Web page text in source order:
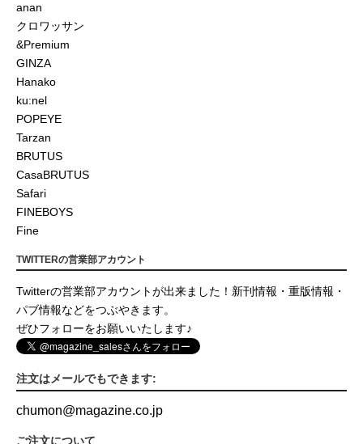
anan
クロワッサン
&Premium
GINZA
Hanako
ku:nel
POPEYE
Tarzan
BRUTUS
CasaBRUTUS
Safari
FINEBOYS
Fine
TWITTERの営業部アカウント
Twitterの営業部アカウントが出来ました！新刊情報・重版情報・
パブ情報などをつぶやきます。
ぜひフォローをお願いいたします♪
注文はメールでもできます:
chumon@magazine.co.jp
ご注文について